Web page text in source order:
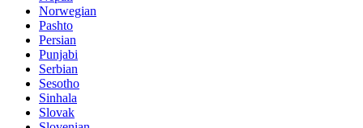
Norwegian
Pashto
Persian
Punjabi
Serbian
Sesotho
Sinhala
Slovak